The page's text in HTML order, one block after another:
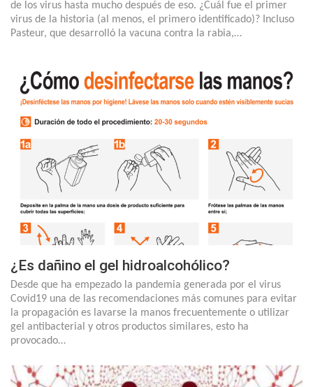
de los virus hasta mucho después de eso. ¿Cuál fue el primer
virus de la historia (al menos, el primero identificado)? Incluso
Pasteur, que desarrolló la vacuna contra la rabia,…
¿Es dañino el gel hidroalcohólico?
Desde que ha empezado la pandemia generada por el virus
Covid19 una de las recomendaciones más comunes para evitar
la propagación es lavarse la manos frecuentemente o utilizar
gel antibacterial y otros productos similares, esto ha
provocado…